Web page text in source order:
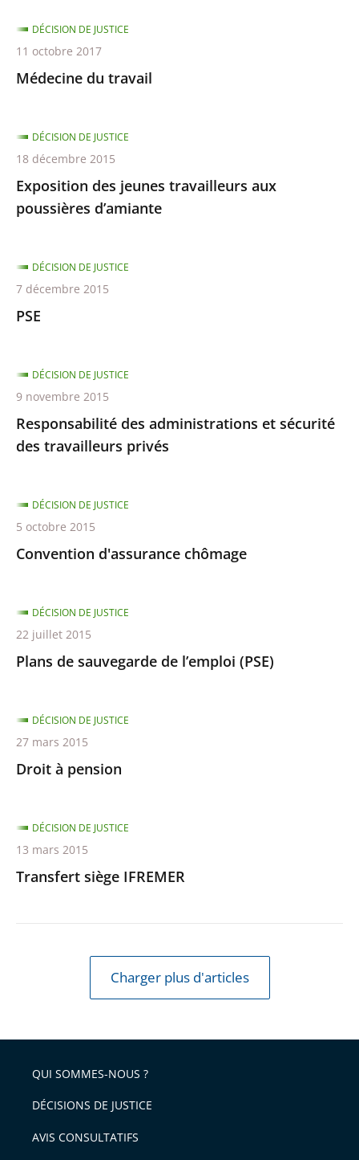
Médecine du travail
DÉCISION DE JUSTICE
11 octobre 2017
Exposition des jeunes travailleurs aux
poussières d’amiante
DÉCISION DE JUSTICE
18 décembre 2015
PSE
DÉCISION DE JUSTICE
7 décembre 2015
Responsabilité des administrations et sécurité
des travailleurs privés
DÉCISION DE JUSTICE
9 novembre 2015
Convention d'assurance chômage
DÉCISION DE JUSTICE
5 octobre 2015
Plans de sauvegarde de l’emploi (PSE)
DÉCISION DE JUSTICE
22 juillet 2015
Droit à pension
DÉCISION DE JUSTICE
27 mars 2015
Transfert siège IFREMER
DÉCISION DE JUSTICE
13 mars 2015
Charger plus d'articles
QUI SOMMES-NOUS ?
DÉCISIONS DE JUSTICE
AVIS CONSULTATIFS